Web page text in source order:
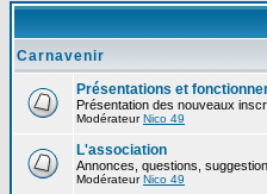
Carnavenir
Présentations et
Présentation des nouveaux
ModérateurNico 49
L'association
Annonces, questions,
ModérateurNico 49